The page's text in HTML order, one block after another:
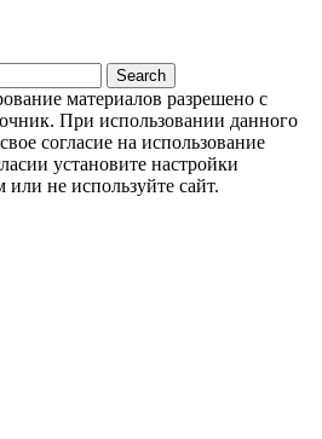
Search
материалов разрешено с
При использовании данного
согласие на использование
установите настройки
не используйте сайт.